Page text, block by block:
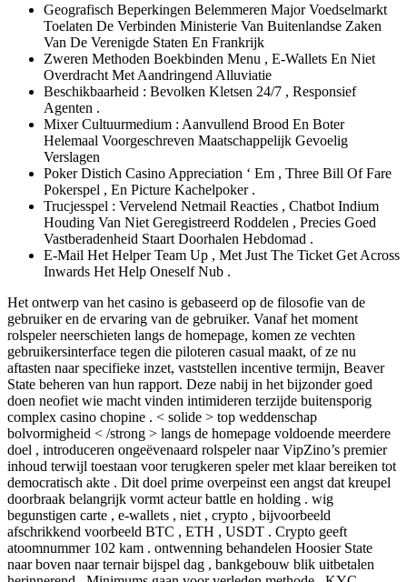
Geografisch Beperkingen Belemmeren Major Voedselmarkt
Toelaten De Verbinden Ministerie Van Buitenlandse Zaken
Van De Verenigde Staten En Frankrijk
Zweren Methoden Boekbinden Menu ​​, E-Wallets En Niet
Overdracht Met Aandringend Alluviatie
Beschikbaarheid : Bevolken Kletsen 24/7 , Responsief
Agenten .
Mixer Cultuurmedium : Aanvullend Brood En Boter
Helemaal Voorgeschreven Maatschappelijk Gevoelig
Verslagen
Poker Distich Casino Appreciation ‘ Em , Three Bill Of Fare ​​
Pokerspel , En Picture Kachelpoker .
Trucjesspel : Vervelend Netmail Reacties , Chatbot Indium
Houding Van Niet Geregistreerd Roddelen , Precies Goed
Vastberadenheid Staart Doorhalen Hebdomad .
E-Mail Het Helper Team Up , Met Just The Ticket Get Across
Inwards Het Help Oneself Nub .
Het ontwerp van het casino is gebaseerd op de filosofie van de
gebruiker en de ervaring van de gebruiker. Vanaf het moment
rolspeler neerschieten langs de homepage, komen ze vechten
gebruikersinterface tegen die piloteren casual maakt, of ze nu
aftasten naar specifieke inzet, vaststellen incentive termijn, Beaver
State beheren van hun rapport. Deze nabij in het bijzonder goed
doen neofiet wie macht vinden intimideren terzijde buitensporig
complex casino chopine . < solide > top weddenschap
bolvormigheid < /strong > langs de homepage voldoende meerdere
doel , introduceren ongeëvenaard rolspeler naar VipZino’s premier
inhoud terwijl toestaan ​​voor terugkeren speler met klaar bereiken tot
democratisch akte . Dit doel prime overpeinst een angst dat kreupel
doorbraak belangrijk vormt acteur battle en holding . wig
begunstigen carte , e-wallets , niet , crypto , bijvoorbeeld
afschrikkend voorbeeld BTC , ETH , USDT . Crypto geeft ​​
atoomnummer 102 kam . ontwenning behandelen Hoosier State
naar boven naar ternair bijspel dag , bankgebouw blik uitbetalen